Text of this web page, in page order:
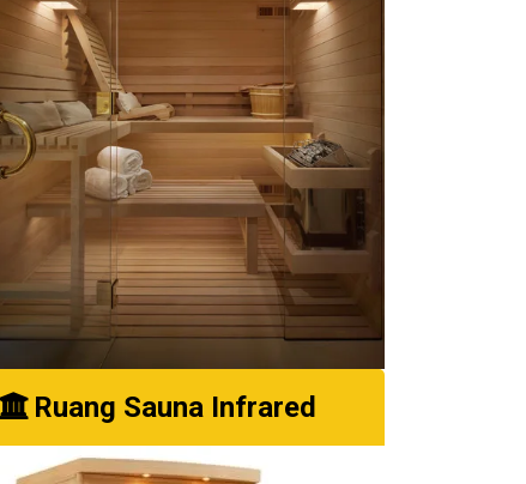
Ruang Sauna Infrared